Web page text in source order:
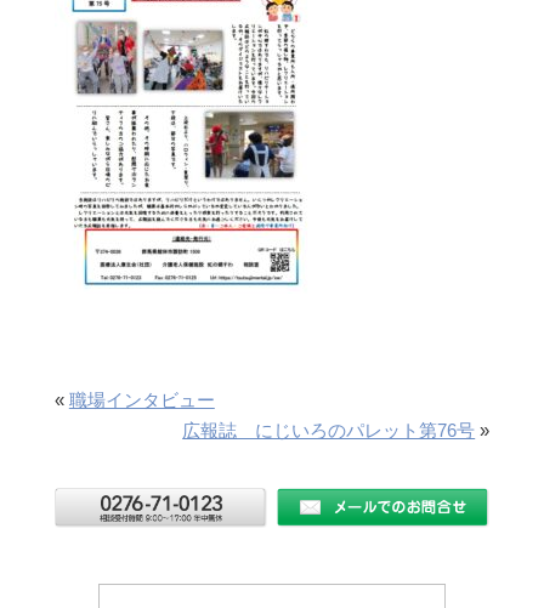
« 職場インタビュー
広報誌 にじいろのパレット第76号 »